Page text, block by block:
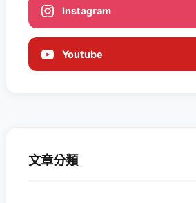
Instagram
Youtube
文章分類